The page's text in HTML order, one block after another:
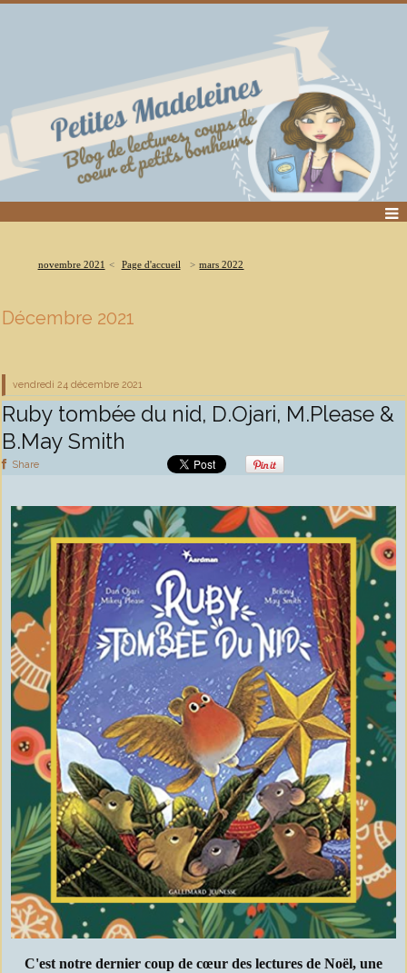
novembre 2021 Page d'accueil mars 2022
Décembre 2021
vendredi 24 décembre 2021
Ruby tombée du nid, D.Ojari, M.Please &
B.May Smith
Share
C'est notre dernier coup de cœur des lectures de Noël, une